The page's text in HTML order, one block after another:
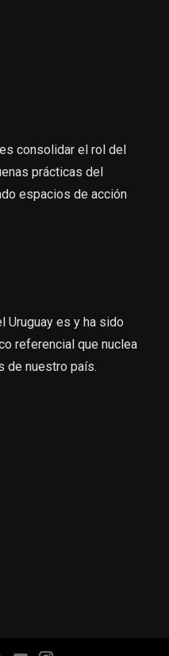
consolidar el rol del
prácticas del
espacios de acción
Uruguay es y ha sido
referencial que nuclea
de nuestro país.